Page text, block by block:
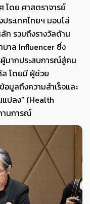
โดย ศาสตราจารย์
ระเทศไทยฯ มอบโล่
ก รวมถึงรางวัลด้าน
าล Influencer ซึ่ง
มากประสบการณ์สู่คน
โดยมี ผู้ช่วย
มูลถึงความสำเร็จและ
แปลง” (Health
านการณ์